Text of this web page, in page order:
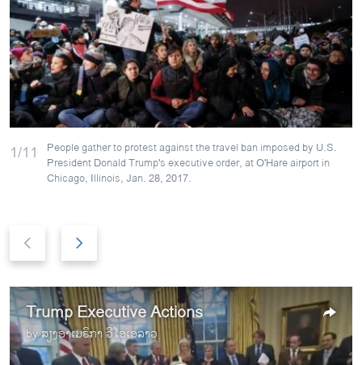
1/11
People gather to protest against the travel ban imposed by U.S.
President Donald Trump's executive order, at O'Hare airport in
Chicago, Illinois, Jan. 28, 2017.
v
i
o
u
t
s
l
i
Trump Executive Actions
byສຽງອາເມຣິກາ ວີໂອເອລາວ